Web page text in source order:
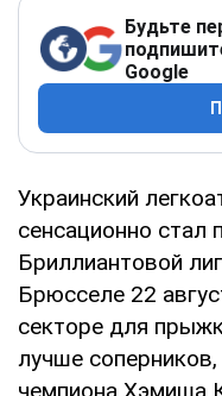
Будьте
Google
Украинский
сенсационно стал
Бриллиантовой
Брюсселе 22
секторе для
лучше
чемпиона Хэмиша